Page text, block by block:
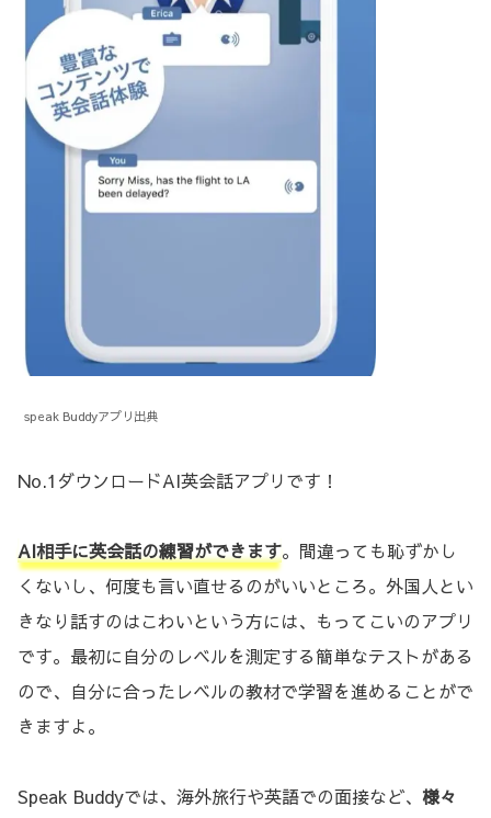
speak Buddyアプリ出典
No.1ダウンロードAI英会話アプリです！
AI相手に英会話の練習ができます。間違っても恥ずかし
くないし、何度も言い直せるのがいいところ。外国人とい
きなり話すのはこわいという方には、もってこいのアプリ
です。最初に自分のレベルを測定する簡単なテストがある
ので、自分に合ったレベルの教材で学習を進めることがで
きますよ。
Speak Buddyでは、海外旅行や英語での面接など、 様々